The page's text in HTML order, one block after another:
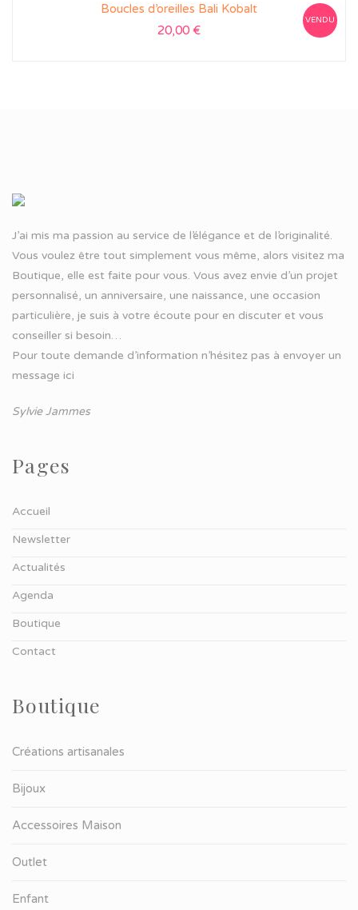
VENDU
Boucles d’oreilles Bali Kobalt
20,00 €
J’ai mis ma passion au service de l’élégance et de l’originalité.
Vous voulez être tout simplement vous même, alors visitez ma
Boutique, elle est faite pour vous. Vous avez envie d’un projet
personnalisé, un anniversaire, une naissance, une occasion
particulière, je suis à votre écoute pour en discuter et vous
conseiller si besoin…
Pour toute demande d’information n’hésitez pas à envoyer un
message ici
Sylvie Jammes
Pages
Accueil
Newsletter
Actualités
Agenda
Boutique
Contact
Boutique
Créations artisanales
Bijoux
Accessoires Maison
Outlet
Enfant